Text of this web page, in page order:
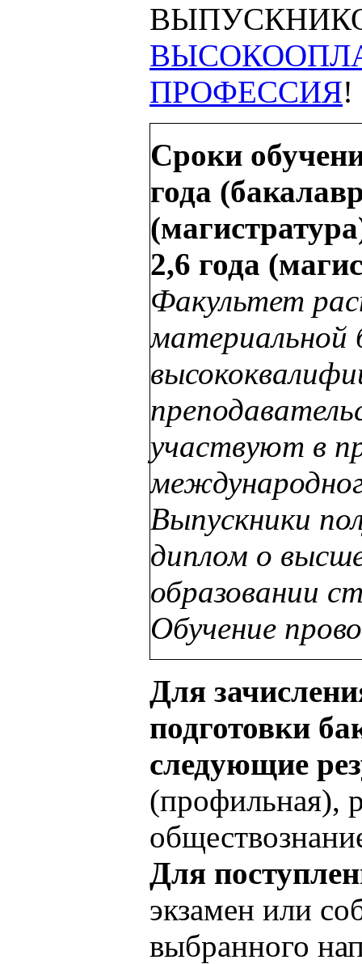
ПРОФЕССИЯ!
Сроки
года
2,6 года
Факультет
материальной
участвуют в
Выпускники
диплом о
образовании
Обучение
Для
подготовки
следующие
(профильная),
Для
экзамен или
выбранного